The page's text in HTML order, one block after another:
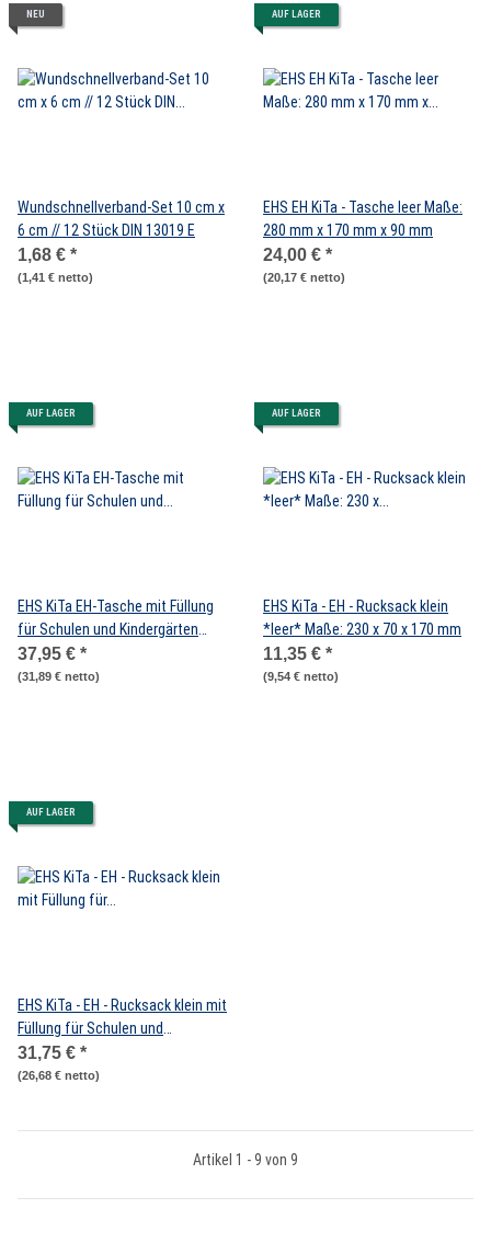
NEU
Wundschnellverband-Set 10 cm x
6 cm // 12 Stück DIN 13019 E
1,68 € *
(1,41 € netto)
AUF LAGER
EHS EH KiTa - Tasche leer Maße:
280 mm x 170 mm x 90 mm
24,00 € *
(20,17 € netto)
AUF LAGER
EHS KiTa EH-Tasche mit Füllung
für Schulen und Kindergärten
Maße: 280 mm x 170 mm x 90
mm
37,95 € *
(31,89 € netto)
AUF LAGER
EHS KiTa - EH - Rucksack klein
*leer* Maße: 230 x 70 x 170 mm
11,35 € *
(9,54 € netto)
AUF LAGER
EHS KiTa - EH - Rucksack klein mit
Füllung für Schulen und
Kindergärten
31,75 € *
(26,68 € netto)
Artikel 1 - 9 von 9